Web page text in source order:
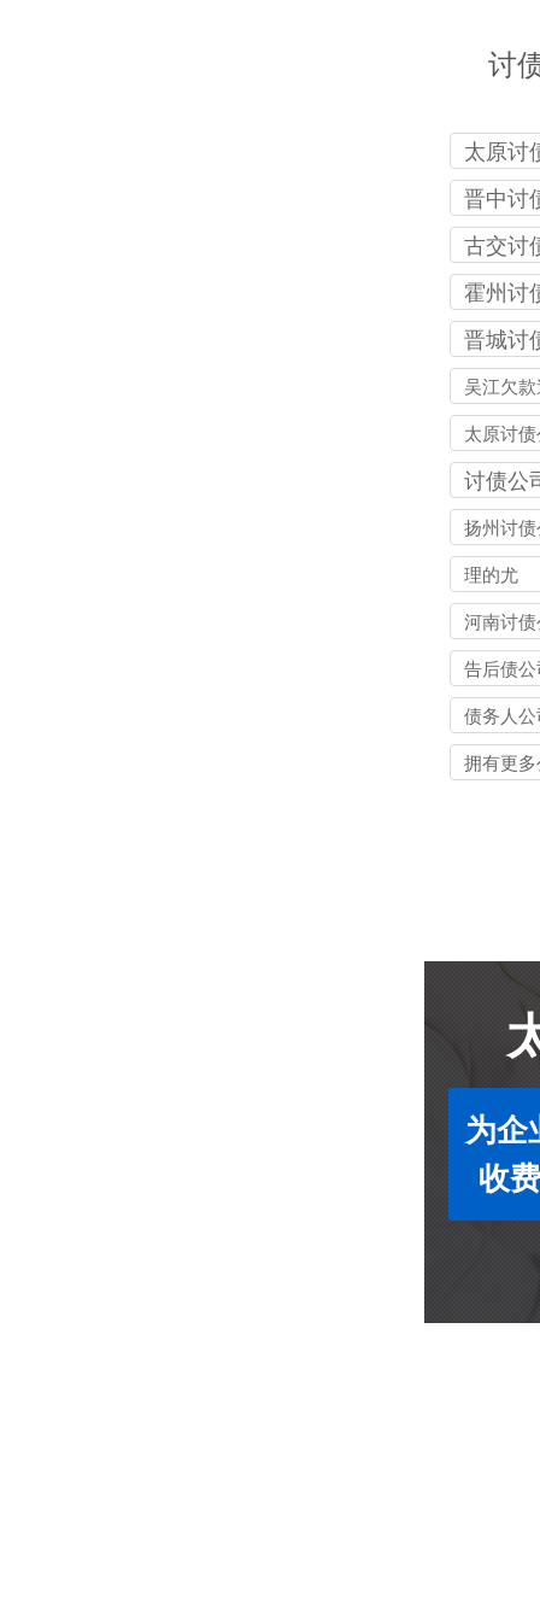
讨
太原讨
司
晋中讨
司
古交讨
司
霍州讨
司
晋城讨
司
吴江欠
太原讨
讨债公
扬州讨
理的尤
河南讨
告后债公
债务人公
拥有更
为企
收